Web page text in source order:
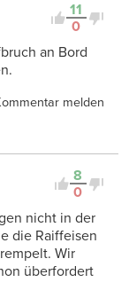
11
0
an Bord
melden
8
0
nicht in der
die Raiffeisen
Wir
überfordert